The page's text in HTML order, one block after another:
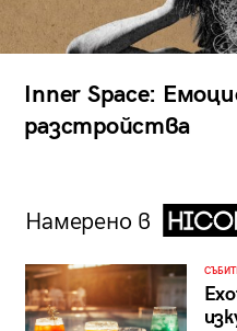
Inner Space:
разстройства
Намерено в